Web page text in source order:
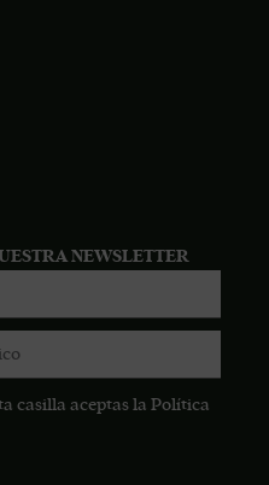
NEWSLETTER
casilla aceptas la Política